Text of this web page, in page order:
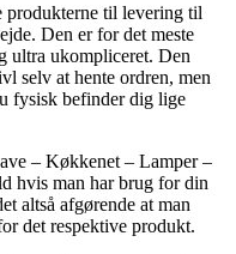
produkterne til levering til
Den er for det meste
ultra ukompliceret. Den
selv at hente ordren, men
fysisk befinder dig lige
– Køkkenet – Lamper –
hvis man har brug for din
altså afgørende at man
det respektive produkt.